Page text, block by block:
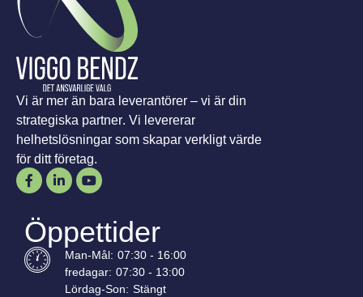
Vi är mer än bara leverantörer – vi är din
strategiska partner. Vi levererar
helhetslösningar som skapar verkligt värde
för ditt företag.
Öppettider
Man-Mål: 07:30 - 16:00
fredagar: 07:30 - 13:00
Lördag-Son: Stängt